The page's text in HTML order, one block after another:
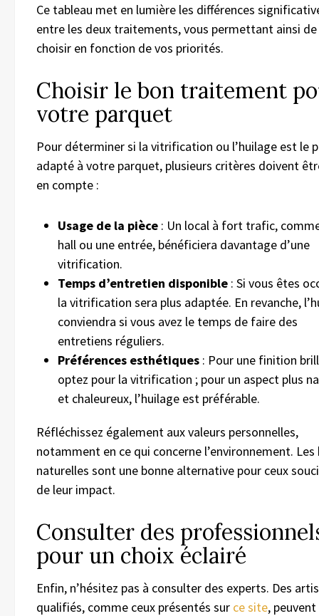
Ce tableau met en lumière les différences
entre les deux traitements, vous permettant ainsi de
choisir en fonction de vos priorités.
Choisir le bon traitement
votre parquet
Pour déterminer si la vitrification ou l’huilage est le
adapté à votre parquet, plusieurs critères doivent
en compte :
Usage de la pièce : Un local à fort trafic,
hall ou une entrée, bénéficiera davantage d’une
vitrification.
Temps d’entretien disponible : Si vous êtes
la vitrification sera plus adaptée. En revanche,
conviendra si vous avez le temps de faire des
entretiens réguliers.
Préférences esthétiques : Pour une finition
optez pour la vitrification ; pour un aspect plus
et chaleureux, l’huilage est préférable.
Réfléchissez également aux valeurs personnelles,
notamment en ce qui concerne l’environnement. Les
naturelles sont une bonne alternative pour ceux
de leur impact.
Consulter des
pour un choix éclairé
Enfin, n’hésitez pas à consulter des experts. Des
qualifiés, comme ceux présentés sur ce site,